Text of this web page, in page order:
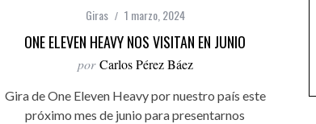
Giras 1 marzo, 2024
ONE ELEVEN HEAVY NOS VISITAN EN JUNIO
por Carlos Pérez Báez
Gira de One Eleven Heavy por nuestro país este
próximo mes de junio para presentarnos